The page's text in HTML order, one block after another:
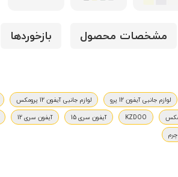
مشخصات محصول بازخوردها
لوازم جانبی آیفون 12 پرو لوازم جانبی آیفون 12 پرومکس
KZDOO آیفون سری 15 آیفون سری 12
چرم